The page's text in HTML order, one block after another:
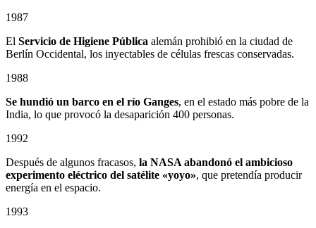
1987
El Servicio de Higiene Pública alemán prohibió en la ciudad de
Berlín Occidental, los inyectables de células frescas conservadas.
1988
Se hundió un barco en el río Ganges, en el estado más pobre de la
India, lo que provocó la desaparición 400 personas.
1992
Después de algunos fracasos, la NASA abandonó el ambicioso
experimento eléctrico del satélite «yoyo», que pretendía producir
energía en el espacio.
1993